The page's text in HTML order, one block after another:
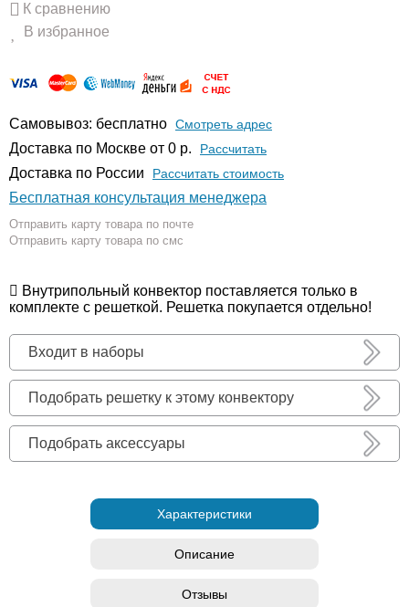
К сравнению
В избранное
Самовывоз: бесплатно Смотреть адрес
Доставка по Москве от 0 р. Расcчитать
Доставка по России Рассчитать стоимость
Бесплатная консультация менеджера
Отправить карту товара по почте
Отправить карту товара по смс
Внутрипольный конвектор поставляется только в
комплекте с решеткой. Решетка покупается отдельно!
Входит в наборы
Подобрать решетку к этому конвектору
Подобрать аксессуары
Характеристики
Описание
Отзывы